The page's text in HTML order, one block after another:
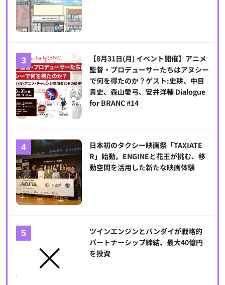
【8月31日(月) イベント開催】アニメ
監督・プロデューサーたちはアヌシー
で何を得たのか？ゲスト:史耕、中目
貴史、森山愛弓、安井洋輔 Dialogue
for BRANC #14
日本初のタクシー映画祭「TAXIATE
R」始動。ENGINEと花王が挑む、移
動空間を活用した新たな映画体験
ツインエンジンとバンダイが戦略的
パートナーシップ締結、最大40億円
を投資